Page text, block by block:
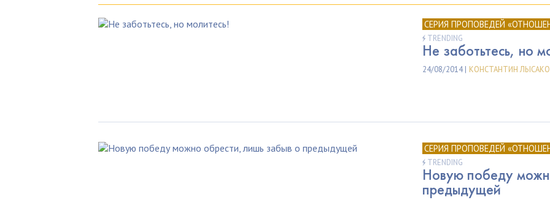
СЕРИЯ ПРОПОВЕДЕЙ
TRENDING
Не заботьтесь, но
24/08/2014 | КОНСТАНТИН
СЕРИЯ ПРОПОВЕДЕЙ
TRENDING
Новую победу
предыдущей